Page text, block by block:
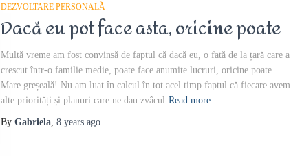
DEZVOLTARE PERSONALĂ
Dacă eu pot face asta, oricine poate
Multă vreme am fost convinsă de faptul că dacă eu, o fată de la țară care a
crescut într-o familie medie, poate face anumite lucruri, oricine poate.
Mare greșeală! Nu am luat în calcul în tot acel timp faptul că fiecare avem
alte priorități și planuri care ne dau zvâcul Read more
By Gabriela, 8 years ago